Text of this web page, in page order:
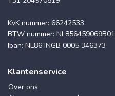
KvK nummer: 66242533
BTW nummer: NL856459069B01
Iban: NL86 INGB 0005 346373
Klantenservice
Over ons